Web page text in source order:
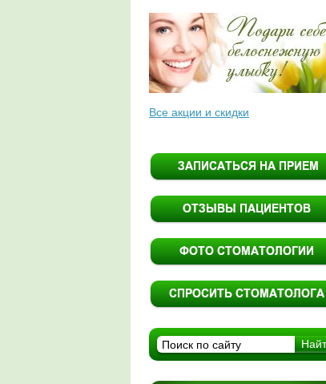
Все акции и скидки